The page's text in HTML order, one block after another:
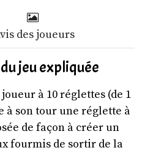
des joueurs
jeu expliquée
à 10 réglettes (de 1
à son tour une réglette à
de façon à créer un
fourmis de sortir de la